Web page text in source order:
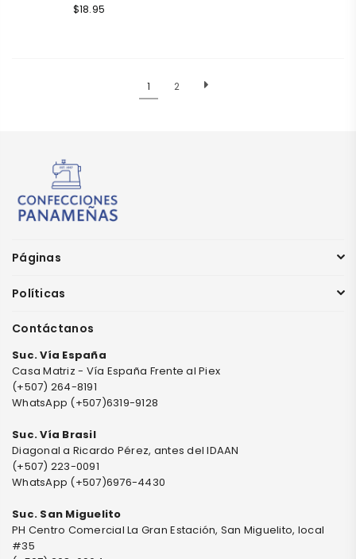
$18.95
1 2
Páginas
Políticas
Contáctanos
Suc. Vía España
Casa Matriz - Vía España Frente al Piex
(+507) 264-8191
WhatsApp (+507)6319-9128
Suc. Vía Brasil
Diagonal a Ricardo Pérez, antes del IDAAN
(+507) 223-0091
WhatsApp (+507)6976-4430
Suc. San Miguelito
PH Centro Comercial La Gran Estación, San Miguelito, local
#35